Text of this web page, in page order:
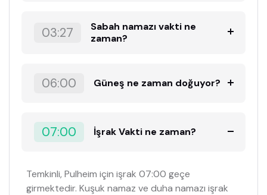
03:27
Sabah namazı vakti ne
zaman?
06:00 Güneş ne zaman doğuyor?
07:00 İşrak Vakti ne zaman?
Temkinli, Pulheim için işrak 07:00 geçe
girmektedir. Kuşuk namaz ve duha namazı işrak